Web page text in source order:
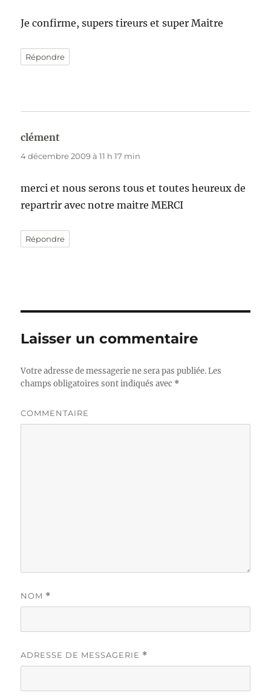
Je confirme, supers tireurs et super Maitre
Répondre
clément
4 décembre 2009 à 11 h 17 min
merci et nous serons tous et toutes heureux de
repartrir avec notre maitre MERCI
Répondre
Laisser un commentaire
Votre adresse de messagerie ne sera pas publiée.Les
champs obligatoires sont indiqués avec *
COMMENTAIRE
NOM *
ADRESSE DE MESSAGERIE *